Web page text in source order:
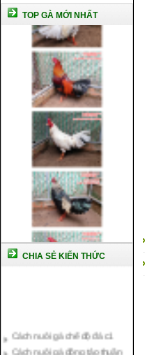
TOP GÀ MỚI NHẤT
CHIA SẺ KIẾN THỨC
Cách nuôi gà đông tảo thuần
chủng